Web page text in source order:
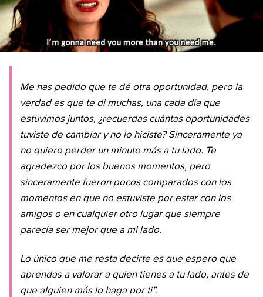
Me has pedido que te dé otra oportunidad, pero la
verdad es que te di muchas, una cada día que
estuvimos juntos, ¿recuerdas cuántas oportunidades
tuviste de cambiar y no lo hiciste? Sinceramente ya
no quiero perder un minuto más a tu lado. Te
agradezco por los buenos momentos, pero
sinceramente fueron pocos comparados con los
momentos en que no estuviste por estar con los
amigos o en cualquier otro lugar que siempre
parecía ser mejor que a mi lado.
Lo único que me resta decirte es que espero que
aprendas a valorar a quien tienes a tu lado, antes de
que alguien más lo haga por ti”.